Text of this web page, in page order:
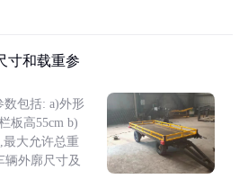
寸和载重参
数包括: a)外形
板高55cm b)
最大允许总重
辆外廓尺寸及